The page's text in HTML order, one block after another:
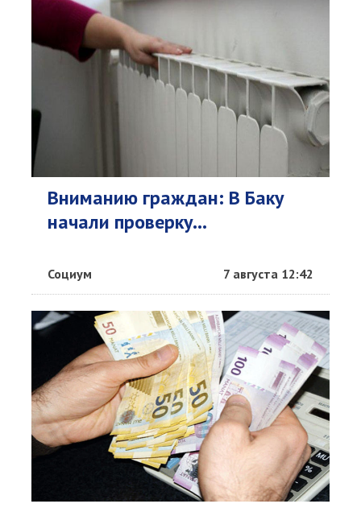
Вниманию граждан: В Баку
начали проверку...
Социум 7 августа 12:42